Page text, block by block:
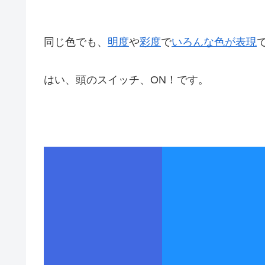
同じ色でも、 明度や彩度でいろんな色が表現
はい、頭のスイッチ、ON！です。